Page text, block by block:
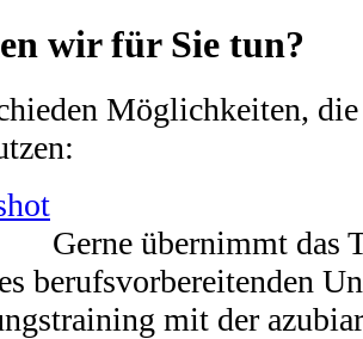
wir für Sie tun?
Möglichkeiten,
Gerne übernimmt das
berufsvorbereitenden
mit der